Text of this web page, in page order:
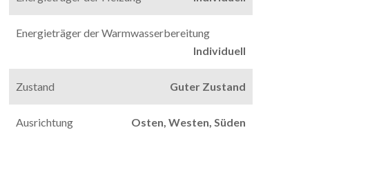
Energieträger der Warmwasserbereitung
Individuell
Zustand
Guter Zustand
Ausrichtung
Osten, Westen, Süden